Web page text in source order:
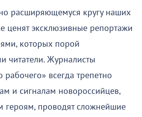
расширяющемуся кругу наших
ценят эксклюзивные репортажи
которых порой
читатели. Журналисты
рабочего» всегда трепетно
и сигналам новороссийцев,
героям, проводят сложнейшие